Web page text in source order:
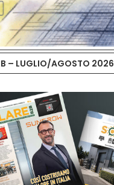
– LUGLIO/AGOSTO 2026